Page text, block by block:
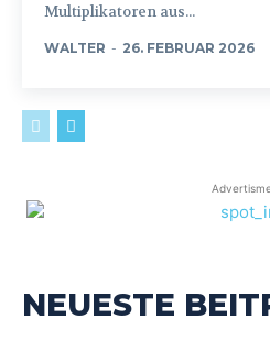
Multiplikatoren aus...
WALTER - 26. FEBRUAR 2026
NEUESTE